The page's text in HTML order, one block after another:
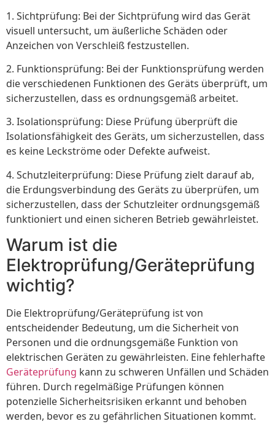
1. Sichtprüfung: Bei der Sichtprüfung wird das Gerät
visuell untersucht, um äußerliche Schäden oder
Anzeichen von Verschleiß festzustellen.
2. Funktionsprüfung: Bei der Funktionsprüfung werden
die verschiedenen Funktionen des Geräts überprüft, um
sicherzustellen, dass es ordnungsgemäß arbeitet.
3. Isolationsprüfung: Diese Prüfung überprüft die
Isolationsfähigkeit des Geräts, um sicherzustellen, dass
es keine Leckströme oder Defekte aufweist.
4. Schutzleiterprüfung: Diese Prüfung zielt darauf ab,
die Erdungsverbindung des Geräts zu überprüfen, um
sicherzustellen, dass der Schutzleiter ordnungsgemäß
funktioniert und einen sicheren Betrieb gewährleistet.
Warum ist die
Elektroprüfung/Geräteprüfung
wichtig?
Die Elektroprüfung/Geräteprüfung ist von
entscheidender Bedeutung, um die Sicherheit von
Personen und die ordnungsgemäße Funktion von
elektrischen Geräten zu gewährleisten. Eine fehlerhafte
Geräteprüfung kann zu schweren Unfällen und Schäden
führen. Durch regelmäßige Prüfungen können
potenzielle Sicherheitsrisiken erkannt und behoben
werden, bevor es zu gefährlichen Situationen kommt.